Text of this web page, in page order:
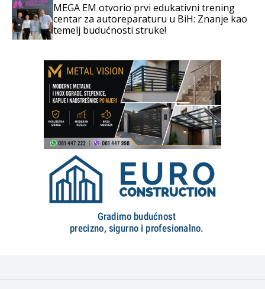
MEGA EM otvorio prvi edukativni trening
centar za autoreparaturu u BiH: Znanje kao
temelj budućnosti struke!